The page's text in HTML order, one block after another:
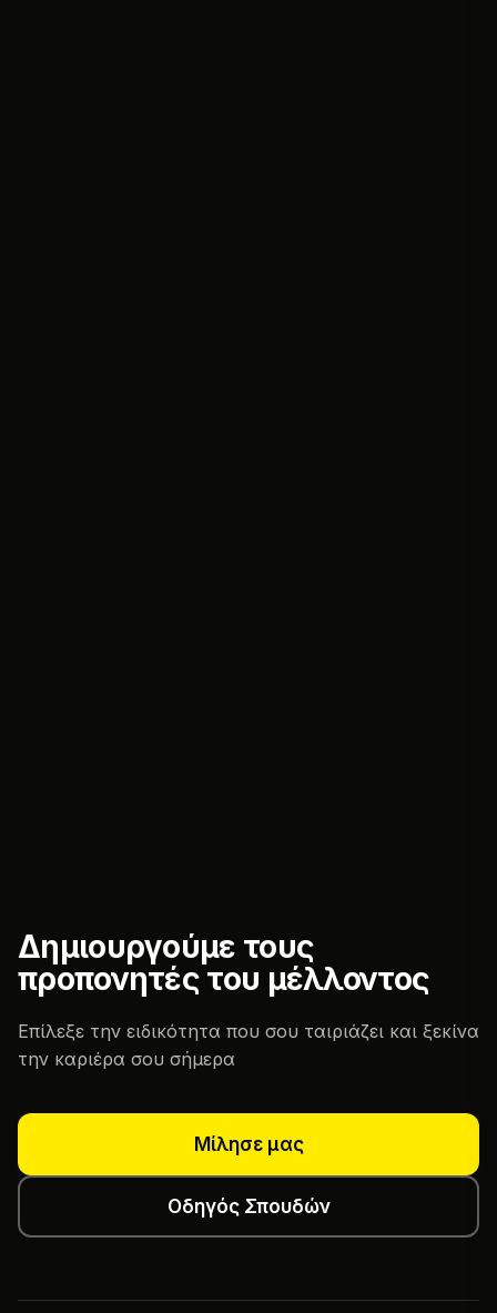
Δημιουργούμε τους
προπονητές του μέλλοντος
Επίλεξε την ειδικότητα που σου ταιριάζει και ξεκίνα
την καριέρα σου σήμερα
Μίλησε μας
Οδηγός Σπουδών